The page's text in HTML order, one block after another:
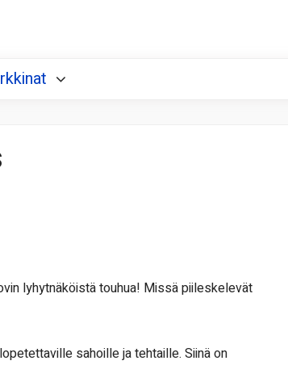
lyhytnäköistä touhua! Missä piileskelevät
sahoille ja tehtaille. Siinä on